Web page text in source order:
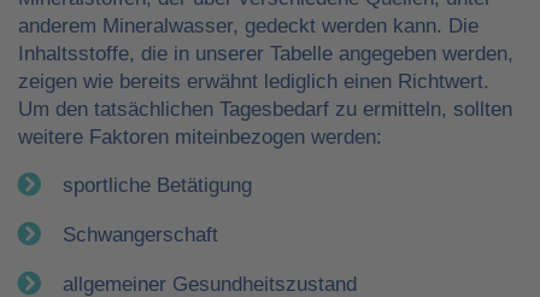
anderem Mineralwasser, gedeckt werden kann. Die
Inhaltsstoffe, die in unserer Tabelle angegeben werden,
zeigen wie bereits erwähnt lediglich einen Richtwert.
Um den tatsächlichen Tagesbedarf zu ermitteln, sollten
weitere Faktoren miteinbezogen werden:
sportliche Betätigung
Schwangerschaft
allgemeiner Gesundheitszustand